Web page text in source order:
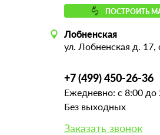
ПОСТРОИТЬ
Лобненская
ул. Лобненская д. 17,
+7 (499) 450-26-36
Ежедневно: с 8:00 до
Без выходных
Заказать звонок